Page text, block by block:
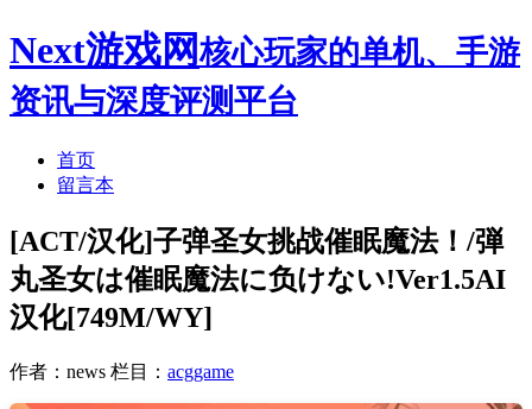
Next游戏网核心玩家的单机、手游
资讯与深度评测平台
首页
留言本
[ACT/汉化]子弹圣女挑战催眠魔法！/弾
丸圣女は催眠魔法に负けない!Ver1.5AI
汉化[749M/WY]
作者：news 栏目： acggame